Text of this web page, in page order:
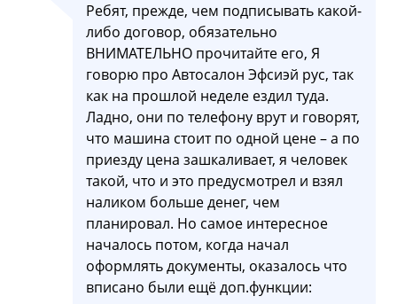
Ребят, прежде, чем подписывать какой-
либо договор, обязательно
ВНИМАТЕЛЬНО прочитайте его, Я
говорю про Автосалон Эфсиэй рус, так
как на прошлой неделе ездил туда.
Ладно, они по телефону врут и говорят,
что машина стоит по одной цене – а по
приезду цена зашкаливает, я человек
такой, что и это предусмотрел и взял
наликом больше денег, чем
планировал. Но самое интересное
началось потом, когда начал
оформлять документы, оказалось что
вписано были ещё доп.функции: